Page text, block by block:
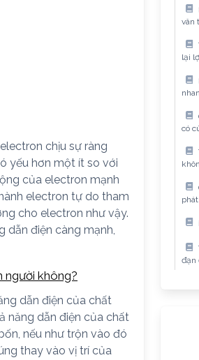
chịu sự ràng
yếu hơn một ít so với
của electron mạnh
electron tự do tham
cho electron như vậy.
dẫn điện càng mạnh,
người không?
dẫn điện của chất
năng dẫn điện của chất
nếu như trộn vào đó
thay vào vị trí của
vân
lại
có
đạn